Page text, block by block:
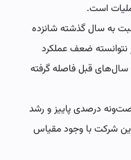
است.
تومان، نسبت به سال گذشته شانزده
ضعف عملکرد
سال‌های قبل فاصله گرفته
رشد شصت‌ونه درصدی پاییز و رشد
شرکت با وجود مقیاس